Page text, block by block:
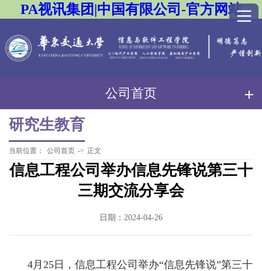
PA视讯集团|中国有限公司-官方网站
公司首页
研究生教育
当前位置： 公司首页 -> 正文
信息工程公司举办信息先锋说第三十
三期交流分享会
日期：2024-04-26
4月25日，信息工程公司举办“信息先锋说”第三十